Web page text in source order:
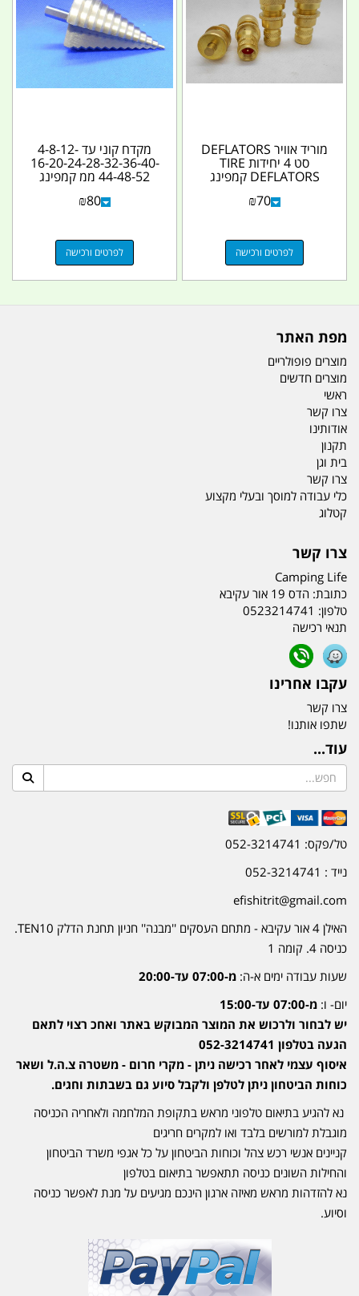
מוריד אוויר DEFLATORS
סט 4 יחידות TIRE
DEFLATORS קמפינג
₪70
לפרטים ורכישה
מקדח קוני עד 4-8-12-
16-20-24-28-32-36-40-
44-48-52 ממ קמפינג
₪80
לפרטים ורכישה
מפת האתר
מוצרים פופולריים
מוצרים חדשים
ראשי
צרו קשר
אודותינו
תקנון
בית וגן
צרו קשר
כלי עבודה למוסך ובעלי מקצוע
קטלוג
צרו קשר
Camping Life
כתובת: הדס 19 אור עקיבא
טלפון: 0523214741
תנאי רכישה
עקבו אחרינו
צרו קשר
שתפו אותנו!
עוד...
טל/פקס: 052-3214741
נייד : 052-3214741
efishitrit@gmail.com
האילן 4 אור עקיבא - מתחם העסקים ''מבנה'' חניון תחנת הדלק TEN10.
כניסה 4. קומה 1
שעות עבודה ימים א-ה: מ-07:00 עד-20:00
יום- ו: מ-07:00 עד-15:00
יש לבחור ולרכוש את המוצר המבוקש באתר ואחכ רצוי לתאם
הגעה בטלפון 052-3214741
איסוף עצמי לאחר רכישה ניתן - מקרי חרום - משטרה צ.ה.ל ושאר
כוחות הביטחון ניתן לטלפן ולקבל סיוע גם בשבתות וחגים.
נא להגיע בתיאום טלפוני מראש בתקופת המלחמה ולאחריה הכניסה
מוגבלת למורשים בלבד ואו למקרים חריגים
קניינים אנשי רכש צהל וכוחות הביטחון על כל אגפי משרד הביטחון
והחילות השונים כניסה תתאפשר בתיאום בטלפון
נא להזדהות מראש מאיזה ארגון הינכם מגיעים על מנת לאפשר כניסה
וסיוע.